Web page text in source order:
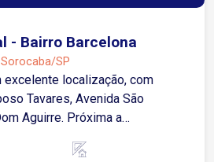
- Bairro Barcelona
SP
excelente localização, com
Tavares, Avenida São
Próxima a
11,66m², ideal para